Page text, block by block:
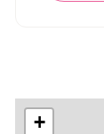
+